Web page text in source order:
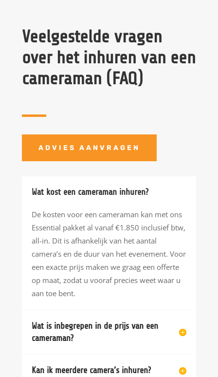
Veelgestelde vragen
over het inhuren van een
cameraman (FAQ)
ADVIES AANVRAGEN
Wat kost een cameraman inhuren?
De kosten voor een cameraman kan met ons
Essential pakket al vanaf €1.850 inclusief btw,
all-in. Dit is afhankelijk van het aantal
camera’s en de duur van het evenement. Voor
een exacte prijs maken we graag een offerte
op maat, zodat u vooraf precies weet waar u
aan toe bent.
Wat is inbegrepen in de prijs van een
cameraman?
Kan ik meerdere camera’s inhuren?